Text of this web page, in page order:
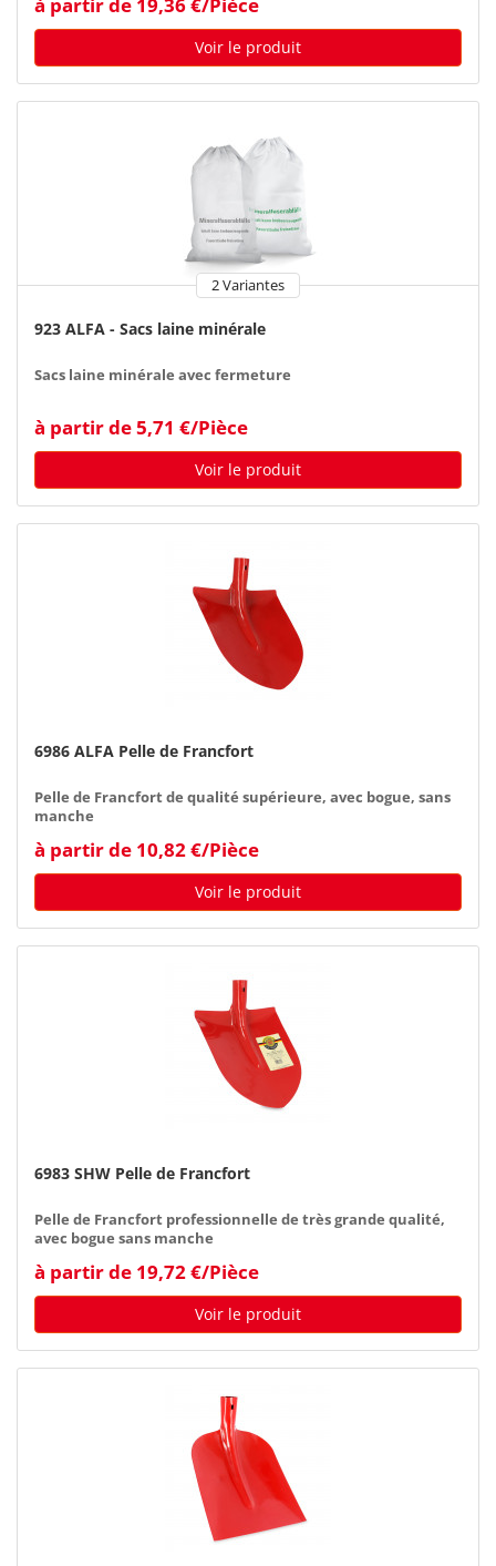
Voir le produit
2 Variantes
923 ALFA - Sacs laine minérale
Sacs laine minérale avec fermeture
à partir de 5,71 €/Pièce
Voir le produit
6986 ALFA Pelle de Francfort
Pelle de Francfort de qualité supérieure, avec bogue, sans
manche
à partir de 10,82 €/Pièce
Voir le produit
6983 SHW Pelle de Francfort
Pelle de Francfort professionnelle de très grande qualité,
avec bogue sans manche
à partir de 19,72 €/Pièce
Voir le produit